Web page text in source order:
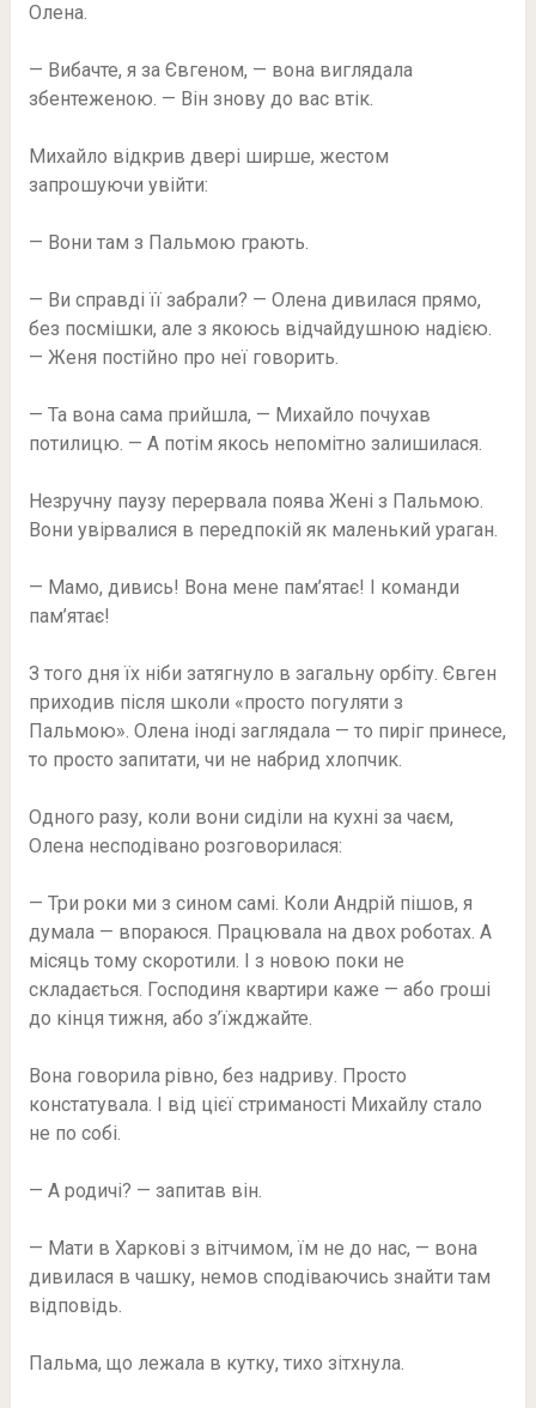
Олена.
— Вибачте, я за Євгеном, — вона виглядала
збентеженою. — Він знову до вас втік.
Михайло відкрив двері ширше, жестом
запрошуючи увійти:
— Вони там з Пальмою грають.
— Ви справді її забрали? — Олена дивилася прямо,
без посмішки, але з якоюсь відчайдушною надією.
— Женя постійно про неї говорить.
— Та вона сама прийшла, — Михайло почухав
потилицю. — А потім якось непомітно залишилася.
Незручну паузу перервала поява Жені з Пальмою.
Вони увірвалися в передпокій як маленький ураган.
— Мамо, дивись! Вона мене пам’ятає! І команди
пам’ятає!
З того дня їх ніби затягнуло в загальну орбіту. Євген
приходив після школи «просто погуляти з
Пальмою». Олена іноді заглядала — то пиріг принесе,
то просто запитати, чи не набрид хлопчик.
Одного разу, коли вони сиділи на кухні за чаєм,
Олена несподівано розговорилася:
— Три роки ми з сином самі. Коли Андрій пішов, я
думала — впораюся. Працювала на двох роботах. А
місяць тому скоротили. І з новою поки не
складається. Господиня квартири каже — або гроші
до кінця тижня, або з’їжджайте.
Вона говорила рівно, без надриву. Просто
констатувала. І від цієї стриманості Михайлу стало
не по собі.
— А родичі? — запитав він.
— Мати в Харкові з вітчимом, їм не до нас, — вона
дивилася в чашку, немов сподіваючись знайти там
відповідь.
Пальма, що лежала в кутку, тихо зітхнула.